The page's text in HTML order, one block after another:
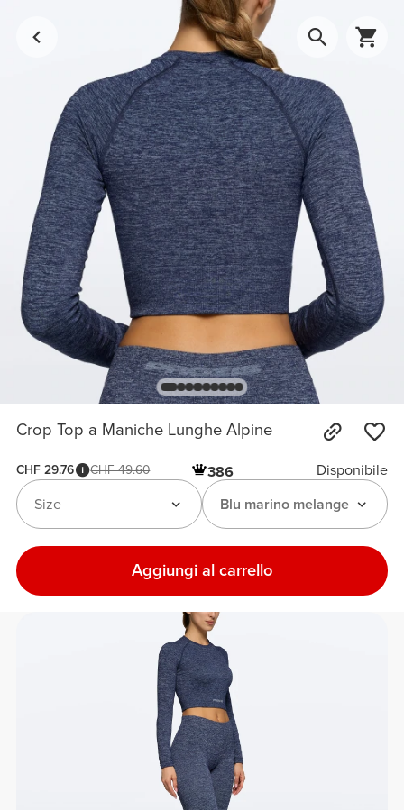
Crop Top a Maniche Lunghe Alpine
CHF 29.76 CHF 49.60 386
Disponibile
Blu marino melange
Size
Aggiungi al carrello